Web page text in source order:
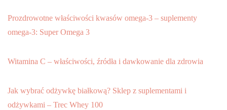
Prozdrowotne właściwości kwasów omega-3 – suplementy
omega-3: Super Omega 3
Witamina C – właściwości, źródła i dawkowanie dla zdrowia
Jak wybrać odżywkę białkową? Sklep z suplementami i
odżywkami – Trec Whey 100